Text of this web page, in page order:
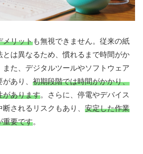
メリットも無視できません。従来の紙
とは異なるため、慣れるまで時間がか
た、デジタルツールやソフトウェア
あり、 初期段階では時間がかかり、
があります。さらに、停電やデバイス
されるリスクもあり、 安定した作業
重要です。